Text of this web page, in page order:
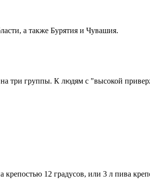
а также Бурятия и Чувашия.
на три группы. К людям с "высокой
12 градусов, или 3 л пива